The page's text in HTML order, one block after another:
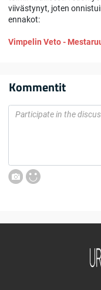
viivästynyt, joten
ennakot:
Vimpelin Veto -
Kommentit